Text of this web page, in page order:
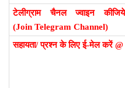
टेलीग्राम चैनल ज्वाइन कीजिये
(Join Telegram Channel)
सहायता/ प्रश्न के लिए ई-मेल करें @